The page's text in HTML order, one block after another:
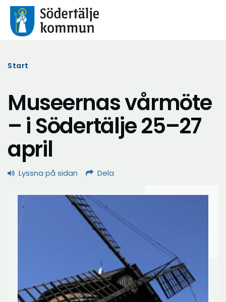
Start
Museernas vårmöte
– i Södertälje 25–27
april
Lyssna på sidan Dela